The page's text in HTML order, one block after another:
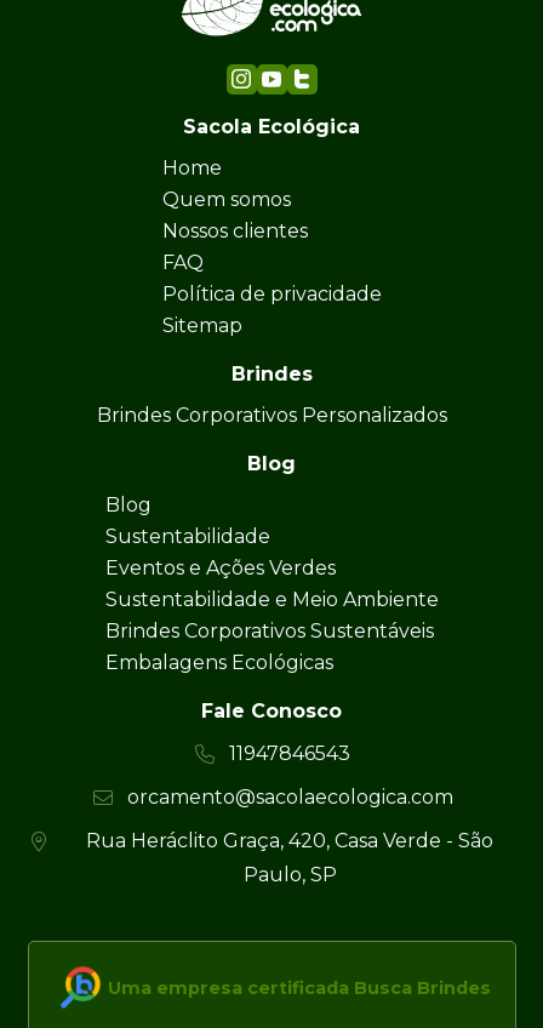
Sacola Ecológica
Home
Quem somos
Nossos clientes
FAQ
Política de privacidade
Sitemap
Brindes
Brindes Corporativos Personalizados
Blog
Blog
Sustentabilidade
Eventos e Ações Verdes
Sustentabilidade e Meio Ambiente
Brindes Corporativos Sustentáveis
Embalagens Ecológicas
Fale Conosco
11947846543
orcamento@sacolaecologica.com
Rua Heráclito Graça, 420, Casa Verde - São
Paulo, SP
Uma empresa certificada Busca Brindes